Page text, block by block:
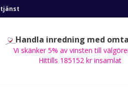
Handla inredning med
Vi skänker 5% av vinsten till
Hittills 185152 kr insamlat